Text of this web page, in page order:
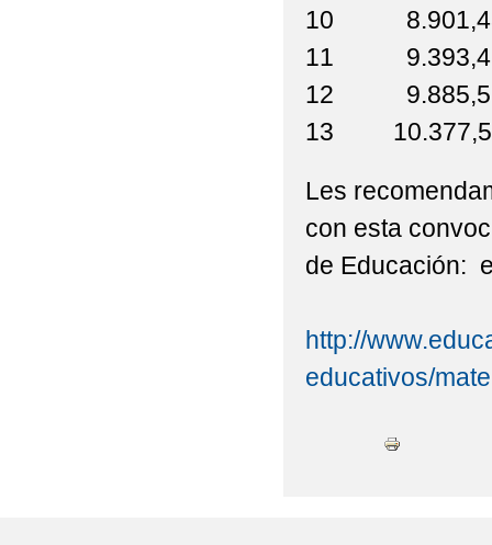
10
11
12
13
Les
con esta
de Educación:
http://
educativos/